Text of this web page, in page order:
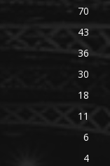
70
43
36
30
18
11
6
4